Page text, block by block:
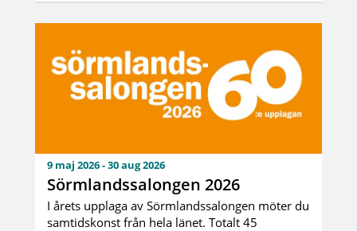
9 maj 2026 - 30 aug 2026
Sörmlandssalongen 2026
I årets upplaga av Sörmlandssalongen möter du
samtidskonst från hela länet. Totalt 45